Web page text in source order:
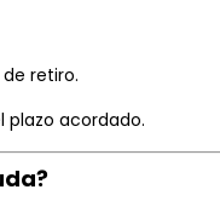
retiro.
plazo acordado.